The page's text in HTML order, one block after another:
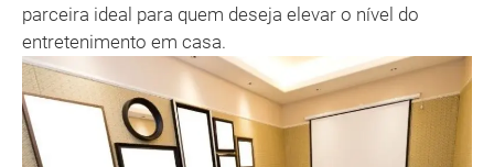
parceira ideal para quem deseja elevar o nível do
entretenimento em casa.